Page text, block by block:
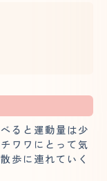
ると運動量は少
ワワにとって気
歩に連れていく